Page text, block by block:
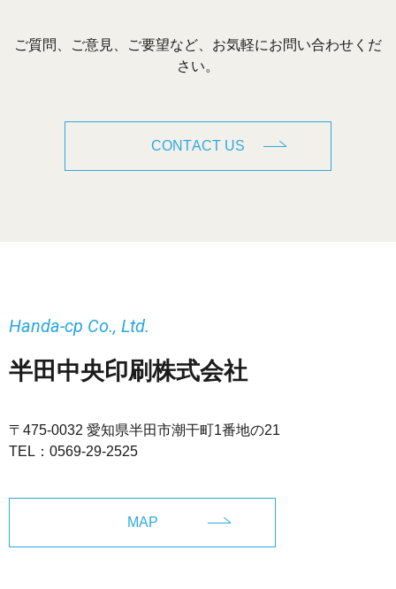
ご質問、ご意見、ご要望など、お気軽にお問い合わせくだ
さい。
CONTACT US
半田中央印刷株式会社
Handa-cp Co., Ltd.
〒475-0032 愛知県半田市潮干町1番地の21
TEL： 0569-29-2525
MAP